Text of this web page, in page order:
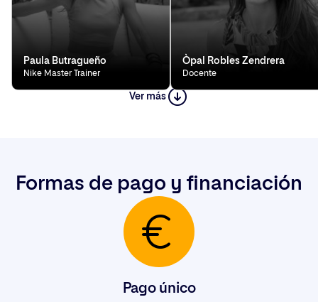
Paula Butragueño
Nike Master Trainer
Òpal Robles Zendrera
Docente
Ver más
Formas de pago y financiación
Pago único